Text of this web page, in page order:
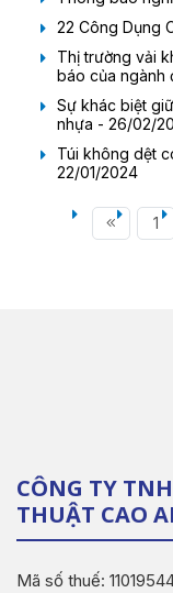
22 Công Dụng
Thị trường vải
báo của ngành
Sự khác biệt
nhựa - 26/02/
Túi không dệt
22/01/2024
1
CÔNG TY
THUẬT CAO
Mã số thuế: